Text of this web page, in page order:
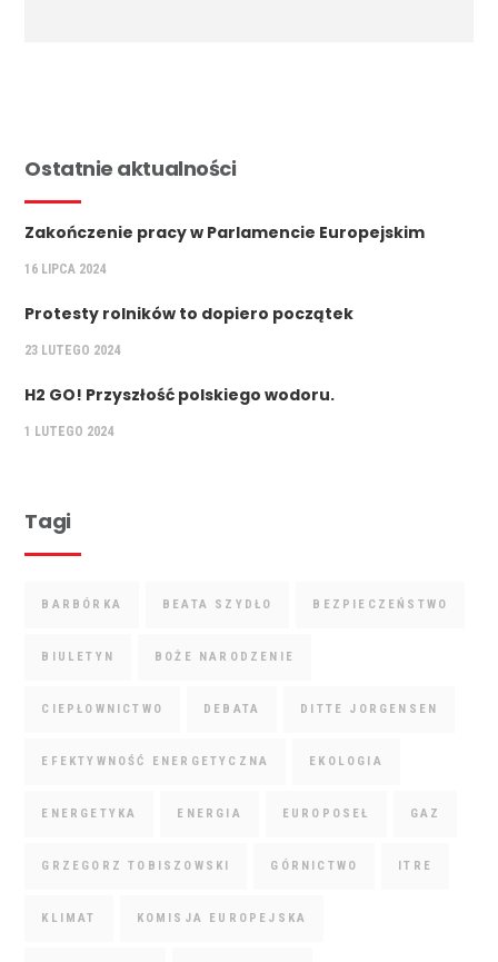
Ostatnie aktualności
Zakończenie pracy w Parlamencie Europejskim
16 LIPCA 2024
Protesty rolników to dopiero początek
23 LUTEGO 2024
H2 GO! Przyszłość polskiego wodoru.
1 LUTEGO 2024
Tagi
BARBÓRKA BEATA SZYDŁO BEZPIECZEŃSTWO
BIULETYN BOŻE NARODZENIE
CIEPŁOWNICTWO DEBATA DITTE JORGENSEN
EFEKTYWNOŚĆ ENERGETYCZNA EKOLOGIA
ENERGETYKA ENERGIA EUROPOSEŁ GAZ
GRZEGORZ TOBISZOWSKI GÓRNICTWO ITRE
KLIMAT KOMISJA EUROPEJSKA